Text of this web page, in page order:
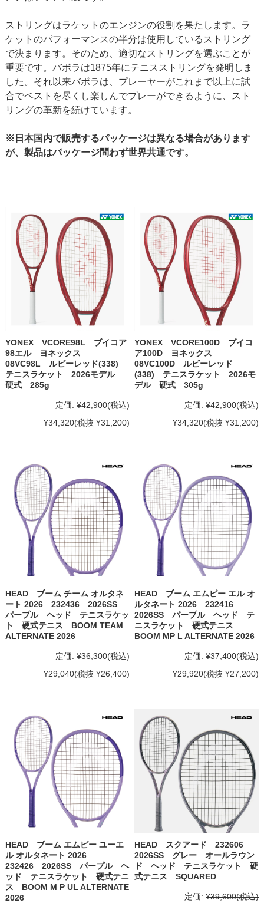
ストリングはラケットのエンジンの役割を果たします。ラ
ケットのパフォーマンスの半分は使用しているストリング
で決まります。そのため、適切なストリングを選ぶことが
重要です。バボラは1875年にテニスストリングを発明しま
した。それ以来バボラは、プレーヤーがこれまで以上に試
合でベストを尽くし楽しんでプレーができるように、スト
リングの革新を続けています。
※日本国内で販売するパッケージは異なる場合があります
が、製品はパッケージ問わず世界共通です。
YONEX VCORE98L ブイコア
98エル ヨネックス
08VC98L ルビーレッド(338)
テニスラケット 2026モデル
硬式 285g
定価: ¥42,900(税込)
¥34,320(税抜 ¥31,200)
YONEX VCORE100D ブイコ
ア100D ヨネックス
08VC100D ルビーレッド
(338) テニスラケット 2026モ
デル 硬式 305g
定価: ¥42,900(税込)
¥34,320(税抜 ¥31,200)
HEAD ブーム チーム オルタネ
ート 2026 232436 2026SS
パープル ヘッド テニスラケッ
ト 硬式テニス BOOM TEAM
ALTERNATE 2026
定価: ¥36,300(税込)
¥29,040(税抜 ¥26,400)
HEAD ブーム エムピー エル オ
ルタネート 2026 232416
2026SS パープル ヘッド テ
ニスラケット 硬式テニス
BOOM MP L ALTERNATE 2026
定価: ¥37,400(税込)
¥29,920(税抜 ¥27,200)
HEAD ブーム エムピー ユーエ
ル オルタネート 2026
232426 2026SS パープル ヘ
ッド テニスラケット 硬式テニ
ス BOOM M P UL ALTERNATE
2026
HEAD スクアード 232606
2026SS グレー オールラウン
ド ヘッド テニスラケット 硬
式テニス SQUARED
定価: ¥39,600(税込)